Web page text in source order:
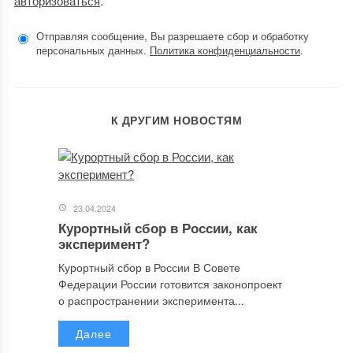
Отправляя сообщение, Вы разрешаете сбор и обработку
персональных данных. Политика конфиденциальности.
К ДРУГИМ НОВОСТЯМ
23.04.2024
Курортный сбор в России, как
эксперимент?
Курортный сбор в России В Совете
Федерации России готовится законопроект
о распространении эксперимента...
Далее